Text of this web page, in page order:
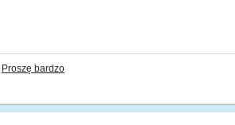
Proszę bardzo